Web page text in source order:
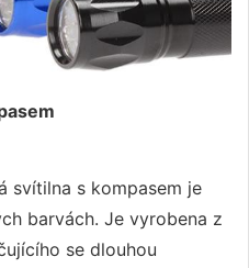
svítilna s kompasem je
barvách. Je vyrobena z
se dlouhou